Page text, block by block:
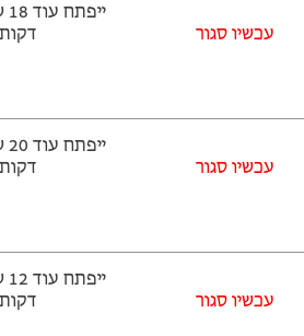
עכשיו סגור
דקות
עכשיו סגור
דקות
עכשיו סגור
דקות